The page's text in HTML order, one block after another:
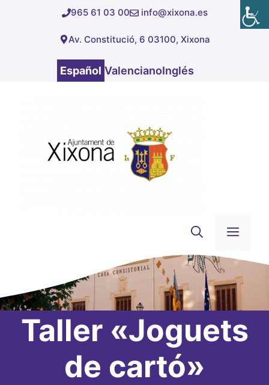
965 61 03 00 info@xixona.es
Av. Constitució, 6 03100, Xixona
Español ValencianoInglés
Taller «Joguets
de cartó»